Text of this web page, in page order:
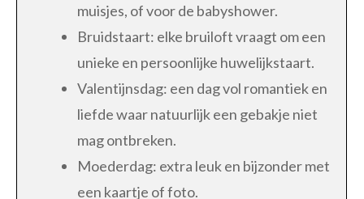
muisjes, of voor de babyshower.
Bruidstaart: elke bruiloft vraagt om een
unieke en persoonlijke huwelijkstaart.
Valentijnsdag: een dag vol romantiek en
liefde waar natuurlijk een gebakje niet
mag ontbreken.
Moederdag: extra leuk en bijzonder met
een kaartje of foto.